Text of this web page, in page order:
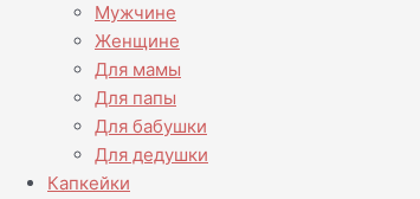
Мужчине
Женщине
Для мамы
Для папы
Для бабушки
Для дедушки
Капкейки